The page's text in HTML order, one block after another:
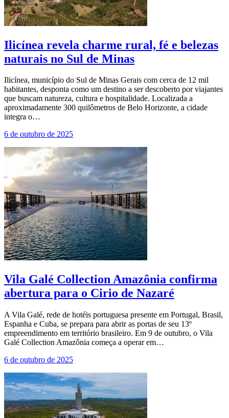
Ilicínea revela charme rural, fé e belezas
naturais no Sul de Minas
Ilicínea, município do Sul de Minas Gerais com cerca de 12 mil
habitantes, desponta como um destino a ser descoberto por viajantes
que buscam natureza, cultura e hospitalidade. Localizada a
aproximadamente 300 quilômetros de Belo Horizonte, a cidade
integra o…
6 de outubro de 2025
Vila Galé Collection Amazônia confirma
abertura para o Cirio de Nazaré
A Vila Galé, rede de hotéis portuguesa presente em Portugal, Brasil,
Espanha e Cuba, se prepara para abrir as portas de seu 13º
empreendimento em território brasileiro. Em 9 de outubro, o Vila
Galé Collection Amazônia começa a operar em…
6 de outubro de 2025